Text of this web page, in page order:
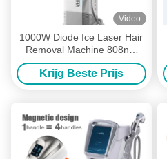
Video
1000W Diode Ice Laser Hair
Removal Machine 808nm
810nm Diode Laser
Haarverwijdering
Krijg Beste Prijs